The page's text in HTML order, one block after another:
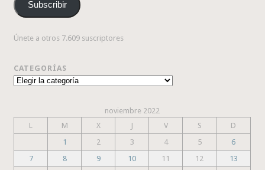
electrónico
Subscribir
Únete a otros 7.609 suscriptores
CATEGORÍAS
Categorías
noviembre 2022
L
M X J V S
D
1
2 3 4 5
6
7
8 9 10 11 12
13